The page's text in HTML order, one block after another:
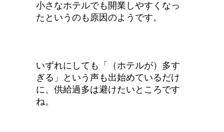
小さなホテルでも開業しやすくなっ
たというのも原因のようです。
いずれにしても「（ホテルが）多す
ぎる」という声も出始めているだけ
に、供給過多は避けたいところです
ね。